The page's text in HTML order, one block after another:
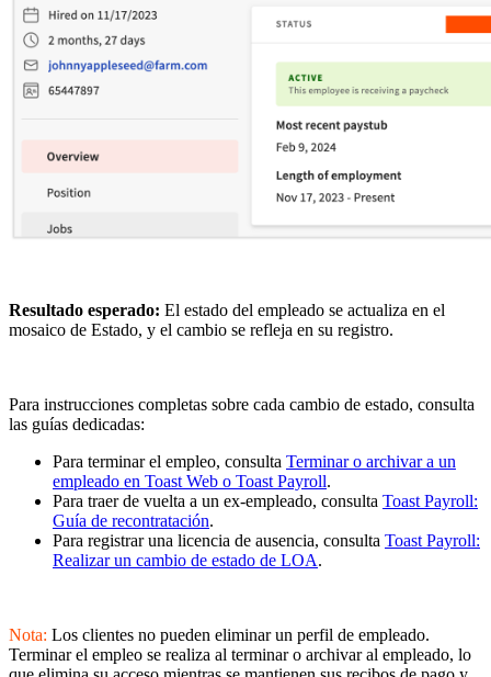
Resultado esperado: El estado del empleado se actualiza en el
mosaico de Estado, y el cambio se refleja en su registro.
Para instrucciones completas sobre cada cambio de estado, consulta
las guías dedicadas:
Para terminar el empleo, consulta Terminar o archivar a un
empleado en Toast Web o Toast Payroll.
Para traer de vuelta a un ex-empleado, consulta Toast Payroll:
Guía de recontratación.
Para registrar una licencia de ausencia, consulta Toast Payroll:
Realizar un cambio de estado de LOA.
Nota: Los clientes no pueden eliminar un perfil de empleado.
Terminar el empleo se realiza al terminar o archivar al empleado, lo